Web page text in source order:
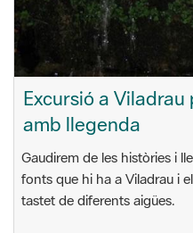
Excursió a
amb llegenda
Gaudirem de les històries i
fonts que hi ha a Viladrau i
tastet de diferents aigües.